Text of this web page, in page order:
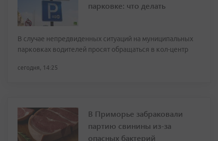
парковке: что делать
В случае непредвиденных ситуаций на муниципальных
парковках водителей просят обращаться в кол-центр
сегодня, 14:25
В Приморье забраковали
партию свинины из-за
опасных бактерий